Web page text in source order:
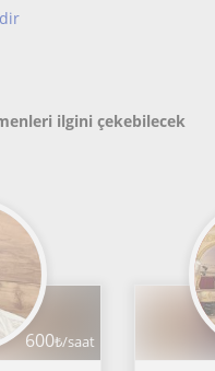
ilgini çekebilecek
600₺/saat